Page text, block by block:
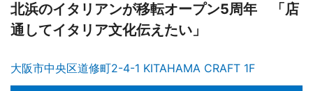
北浜のイタリアンが移転オープン5周年 「店
通してイタリア文化伝えたい」
大阪市中央区道修町2-4-1 KITAHAMA CRAFT 1F